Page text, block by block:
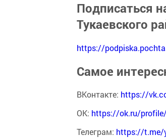
Подписаться
Тукаевского
https://
Самое
ВКонтакте: https://
ОК: https://ok.ru/
Телеграм: https://t.me/